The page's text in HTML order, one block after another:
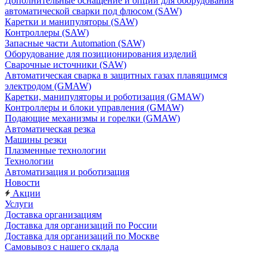
автоматической сварки под флюсом (SAW)
Каретки и манипуляторы (SAW)
Контроллеры (SAW)
Запасные части Automation (SAW)
Оборудование для позиционирования изделий
Сварочные источники (SAW)
Автоматическая сварка в защитных газах плавящимся
электродом (GMAW)
Каретки, манипуляторы и роботизация (GMAW)
Контроллеры и блоки управления (GMAW)
Подающие механизмы и горелки (GMAW)
Автоматическая резка
Машины резки
Плазменные технологии
Технологии
Автоматизация и роботизация
Новости
Акции
Услуги
Доставка организациям
Доставка для организаций по России
Доставка для организаций по Москве
Самовывоз с нашего склада